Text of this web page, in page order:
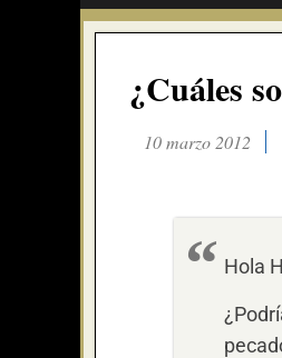
¿Cuáles
10 marzo 2012
Hola